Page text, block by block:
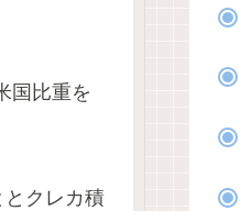
国比重を
クレカ積